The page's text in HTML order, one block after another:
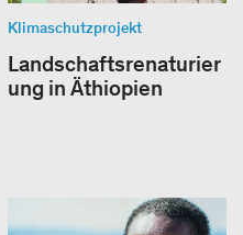
Klimaschutzprojekt
Landschaftsrenaturier
ung in Äthiopien